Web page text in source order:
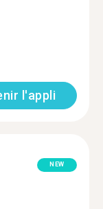
l'appli
NEW